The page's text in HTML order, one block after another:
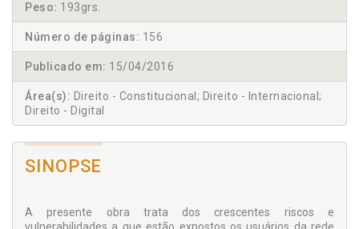
Peso: 193grs.
Número de páginas: 156
Publicado em: 15/04/2016
Área(s): Direito - Constitucional; Direito - Internacional;
Direito - Digital
SINOPSE
A presente obra trata dos crescentes riscos e